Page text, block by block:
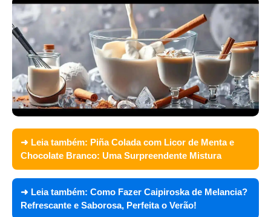
➜ Leia também: Piña Colada com Licor de Menta e
Chocolate Branco: Uma Surpreendente Mistura
➜ Leia também: Como Fazer Caipiroska de Melancia?
Refrescante e Saborosa, Perfeita o Verão!